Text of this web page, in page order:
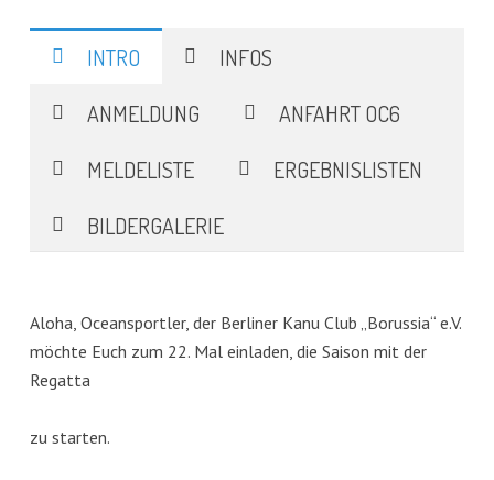
INTRO
INFOS
ANMELDUNG
ANFAHRT OC6
MELDELISTE
ERGEBNISLISTEN
BILDERGALERIE
Aloha, Oceansportler, der Berliner Kanu Club „Borussia“ e.V.
möchte Euch zum 22. Mal einladen, die Saison mit der
Regatta
zu starten.